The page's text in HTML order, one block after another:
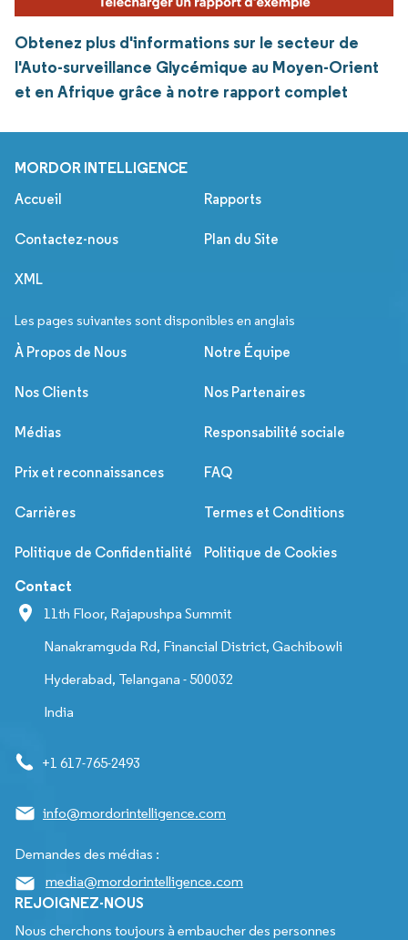
Obtenez plus d'informations sur le secteur de
l'Auto-surveillance Glycémique au Moyen-Orient
et en Afrique grâce à notre rapport complet
MORDOR INTELLIGENCE
Accueil Rapports
Contactez-nous Plan du Site
XML
Les pages suivantes sont disponibles en anglais
À Propos de Nous Notre Équipe
Nos Clients Nos Partenaires
Médias Responsabilité sociale
Prix et reconnaissances FAQ
Carrières Termes et Conditions
Politique de Confidentialité Politique de Cookies
Contact
11th Floor, Rajapushpa Summit
Nanakramguda Rd, Financial District, Gachibowli
Hyderabad, Telangana - 500032
India
+1 617-765-2493
info@mordorintelligence.com
Demandes des médias :
media@mordorintelligence.com
REJOIGNEZ-NOUS
Nous cherchons toujours à embaucher des personnes